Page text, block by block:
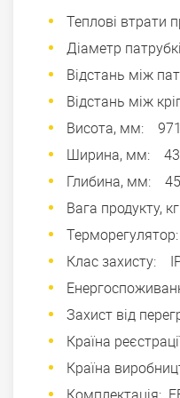
Теплові втрати
Діаметр
Відстань між
Відстань між
Висота, мм: 971
Ширина, мм:
Глибина, мм:
Вага продукту,
Клас захисту:
Захист від
Країна
Країна